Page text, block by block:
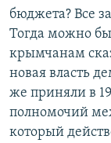
бюджета? Все
Тогда можно
крымчанам
новая власть
же приняли в
полномочий
который